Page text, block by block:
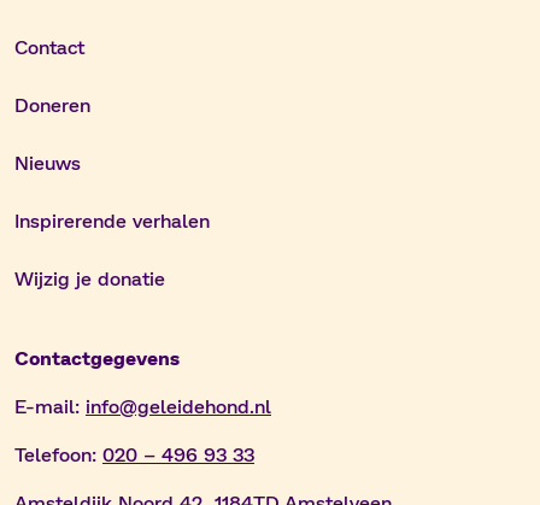
Contact
Doneren
Nieuws
Inspirerende verhalen
Wijzig je donatie
Contactgegevens
E-mail: info@geleidehond.nl
Telefoon: 020 – 496 93 33